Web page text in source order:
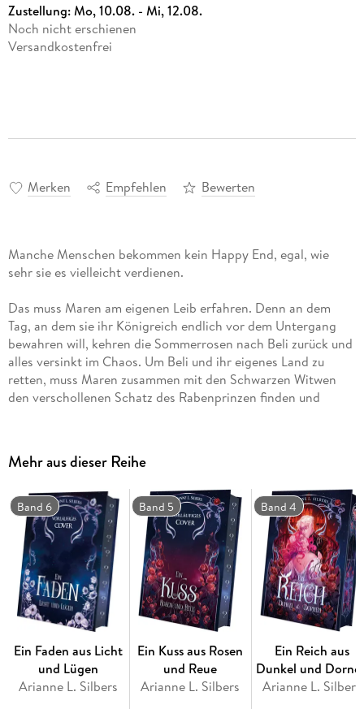
Zustellung:Mo, 10.08. - Mi, 12.08.
Noch nicht erschienen
Versandkostenfrei
Merken Empfehlen Bewerten
Manche Menschen bekommen kein Happy End, egal, wie
sehr sie es vielleicht verdienen.
Das muss Maren am eigenen Leib erfahren. Denn an dem
Tag, an dem sie ihr Königreich endlich vor dem Untergang
bewahren will, kehren die Sommerrosen nach Beli zurück und
alles versinkt im Chaos. Um Beli und ihr eigenes Land zu
retten, muss Maren zusammen mit den Schwarzen Witwen
den verschollenen Schatz des Rabenprinzen finden und
Und so trifft sie eine Entscheidung, die sie weit mehr als ihr
Leben kosten könnte. Denn jeder Fluch hat seinen Preis, ganz
gleich, wie schön er funkelt.
Die herzzerreißende Fortsetzung des TikTok-Hits: Ein Schloss
aus Silber und Scherben
Folge Maren und Will auf ein Abenteuer voll schauriger
Wintergeister, verwunschener Rosen und magischer Masken.
Band 2 des eisigen Tiktok Hits (Abgeschlossene Reihe)
Mehr aus dieser Reihe
Band 6
Ein Faden aus Licht
und Lügen
Arianne L. Silbers
Band 5
Ein Kuss aus Rosen
und Reue
Arianne L. Silbers
Band 4
Ein Reich aus
Dunkel und
Arianne L. Silbers